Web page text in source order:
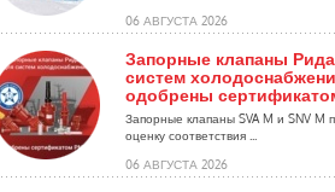
06 АВГУСТА 2026
Запорные клапаны
систем
одобрены
Запорные клапаны SVA M и SNV M
оценку соответствия ...
06 АВГУСТА 2026